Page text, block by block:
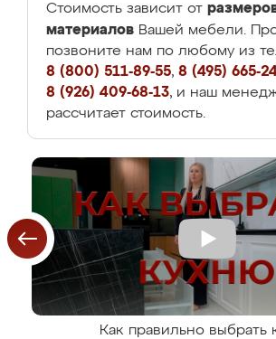
Стоимость зависит от
материалов Вашей мебели.
позвоните нам по любому из
8 (800) 511-89-55, 8 (495) 665-
8 (926) 409-68-13, и наш
рассчитает стоимость.
Как правильно выбрать